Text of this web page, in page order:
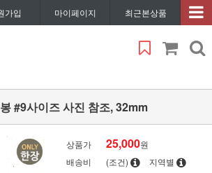
가입 마이페이지 최근본상품
#9사이즈 사진 참조, 32mm
상품가 25,000원
배송비
(조건) 지역별